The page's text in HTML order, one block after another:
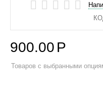
900.00 Р
Товаров с выбранными